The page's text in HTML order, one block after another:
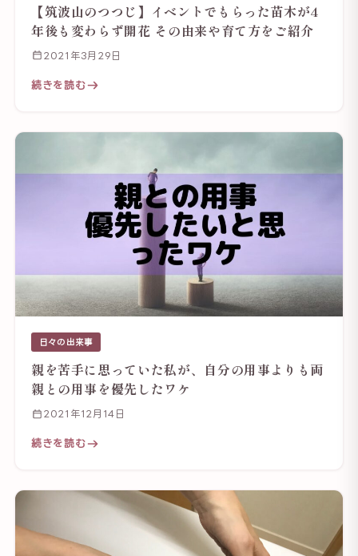
【筑波山のつつじ】イベントでもらった苗木が4
年後も変わらず開花 その由来や育て方をご紹介
2021年3月29日
続きを読む
日々の出来事
親を苦手に思っていた私が、自分の用事よりも両
親との用事を優先したワケ
2021年12月14日
続きを読む